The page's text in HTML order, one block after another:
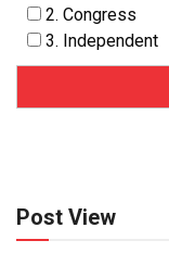
2. Congress
3. Independent
Post View